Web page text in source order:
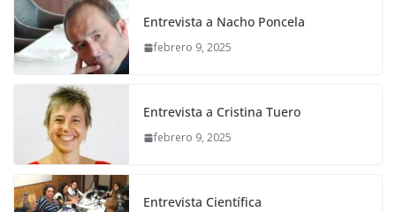
Entrevista a Nacho Poncela
febrero 9, 2025
Entrevista a Cristina Tuero
febrero 9, 2025
Entrevista Científica